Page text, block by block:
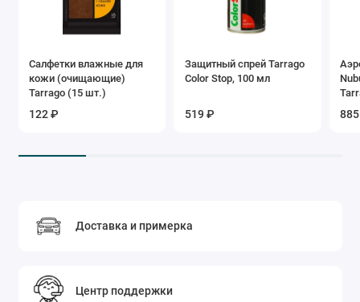
Салфетки влажные для
кожи (очищающие)
Tarrago (15 шт.)
122 ₽
Защитный спрей Tarrago
Color Stop, 100 мл
519 ₽
Доставка и примерка
Центр поддержки